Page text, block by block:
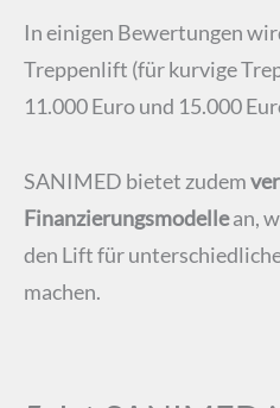
In einigen Bewertungen
Treppenlift (für kurvige
11.000 Euro und 15.000
SANIMED bietet zudem
Finanzierungsmodellean,
den Lift für
machen.